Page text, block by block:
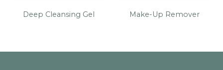
Deep Cleansing Gel Make-Up Remover